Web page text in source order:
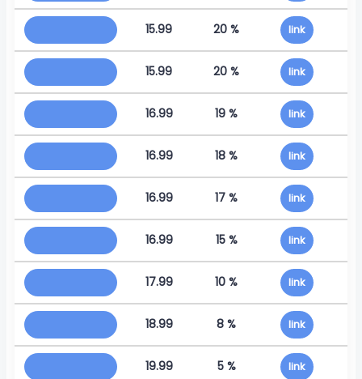
15.99 20 % link
15.99 20 % link
16.99 19 % link
16.99 18 % link
16.99 17 % link
16.99 15 % link
17.99 10 % link
18.99 8 % link
19.99 5 % link